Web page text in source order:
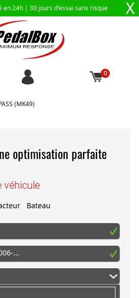
en 24h | 30 jours d'essai sans risque X
0
(MK49)
optimisation parfaite
véhicule
Bateau
...